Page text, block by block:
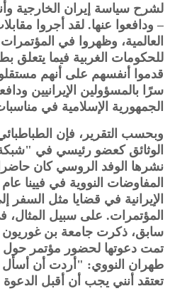
لشرح سياسة إيران الخارجية
– ودافعوا عنها. لقد أجروا
العالمية، وظهروا في
للحكومات الغربية فيما يتعلق
قدموا أنفسهم على أنهم
سرًا بالمسؤولين الإيرانيين
الجمهورية الإسلامية في
وبحسب التقرير، فإن
الوثائق كعضو رئيسي في
نشرها الوفد الروسي كان
الإيرانية في قضايا مثل السفر
المؤتمرات. على سبيل
سابق، ذكرت جامعة بن غوريون
تمت دعوتها لحضور مؤتمر حول
طهران النووي: "أردت أن أسأل
تعتقد أنني يجب أن أقبل